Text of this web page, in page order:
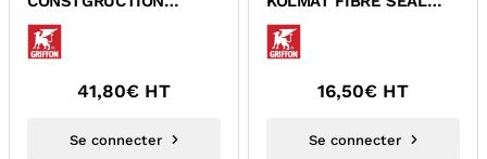
MULTI-USAGES
POLYMAX HIGH TACK
EXPRESS GRIFFON...
41,80€ HT
Se connecter
POUR RACCORDS
FILETES GRIFFON...
16,50€ HT
Se connecter